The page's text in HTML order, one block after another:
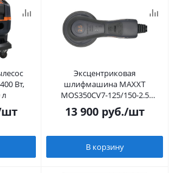
Вт,
л
Эксцентриковая
шлифмашина MAXXT
MOS350CV7-125/150-2.5
125/150 мм, 350 Вт
13 900руб./шт
В корзину